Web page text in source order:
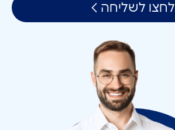
לחצו לשליחה